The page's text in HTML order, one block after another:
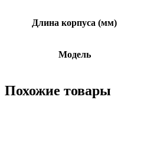
Длина корпуса (мм)
Модель
Похожие товары